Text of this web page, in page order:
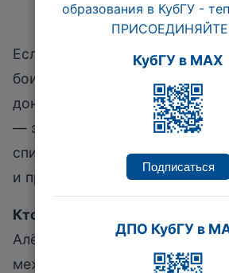
выступлениях
Если вам сложно быть
боитесь говорить уверенно,
донести свою ценность или
— этот курс для вас! А также
спикеров, которые хотят
и прокачать зону роста.
Кто проводит?
Алёна Дикопольцева —
международной сертификации
образования в КубГУ -
КубГУ в MAX
Подписаться
ДПО КубГУ в